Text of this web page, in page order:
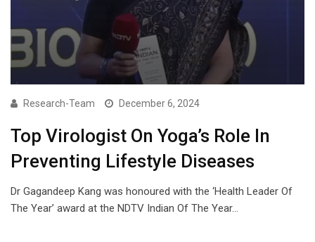
Research-Team December 6, 2024
Top Virologist On Yoga’s Role In
Preventing Lifestyle Diseases
Dr Gagandeep Kang was honoured with the ‘Health Leader Of
The Year’ award at the NDTV Indian Of The Year…